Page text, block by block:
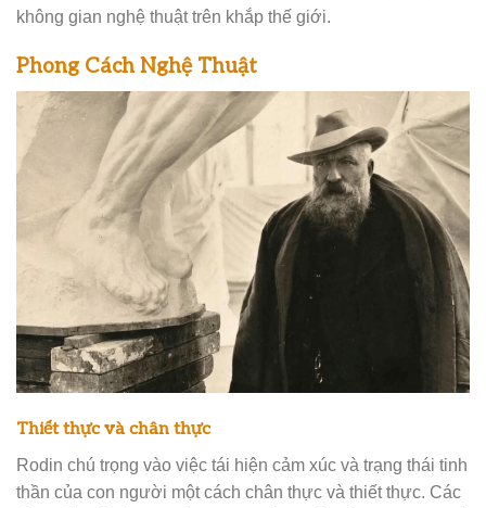
không gian nghệ thuật trên khắp thế giới.
Phong Cách Nghệ Thuật
Thiết thực và chân thực
Rodin chú trọng vào việc tái hiện cảm xúc và trạng thái tinh
thần của con người một cách chân thực và thiết thực. Các